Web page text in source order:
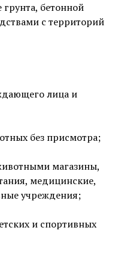
бетонной
с территорий
лица и
без присмотра;
магазины,
медицинские,
учреждения;
и спортивных